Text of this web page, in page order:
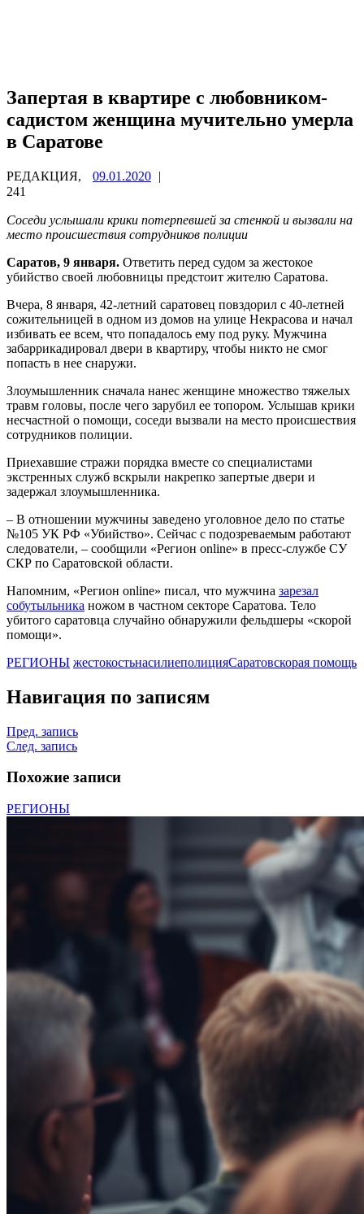
Запертая в квартире с любовником-
садистом женщина мучительно умерла
в Саратове
РЕДАКЦИЯ, 09.01.2020 |
241
Соседи услышали крики потерпевшей за стенкой и вызвали на
место происшествия сотрудников полиции
Саратов, 9 января. Ответить перед судом за жестокое
убийство своей любовницы предстоит жителю Саратова.
Вчера, 8 января, 42-летний саратовец повздорил с 40-летней
сожительницей в одном из домов на улице Некрасова и начал
избивать ее всем, что попадалось ему под руку. Мужчина
забаррикадировал двери в квартиру, чтобы никто не смог
попасть в нее снаружи.
Злоумышленник сначала нанес женщине множество тяжелых
травм головы, после чего зарубил ее топором. Услышав крики
несчастной о помощи, соседи вызвали на место происшествия
сотрудников полиции.
Приехавшие стражи порядка вместе со специалистами
экстренных служб вскрыли накрепко запертые двери и
задержал злоумышленника.
– В отношении мужчины заведено уголовное дело по статье
№105 УК РФ «Убийство». Сейчас с подозреваемым работают
следователи, – сообщили «Регион online» в пресс-службе СУ
СКР по Саратовской области.
Напомним, «Регион online» писал, что мужчина зарезал
собутыльника ножом в частном секторе Саратова. Тело
убитого саратовца случайно обнаружили фельдшеры «скорой
помощи».
РЕГИОНЫ жестокостьнасилиеполицияСаратовскорая помощь
Навигация по записям
Пред. запись
След. запись
Похожие записи
РЕГИОНЫ